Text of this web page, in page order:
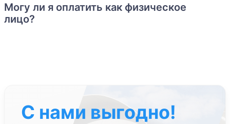
Могу ли я оплатить как физическое
лицо?
С нами выгодно!